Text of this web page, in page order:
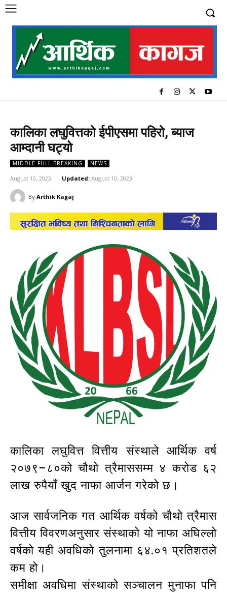
कालिका लघुवित्तको ईपीएसमा पहिरो, ब्याज
आम्दानी घट्यो
MIDDLE FULL BREAKING NEWS
August 10, 2023 Updated: August 10, 2023
By Arthik Kagaj
कालिका लघुवित्त वित्तीय संस्थाले आर्थिक वर्ष
२०७९–८०को चौथो त्रैमाससम्म ४ करोड ६२
लाख रुपैयाँ खुद नाफा आर्जन गरेको छ।
आज सार्वजनिक गत आर्थिक वर्षको चौथो त्रैमास
वित्तीय विवरणअनुसार संस्थाको यो नाफा अघिल्लो
वर्षको यही अवधिको तुलनामा ६४.०१ प्रतिशतले
कम हो।
समीक्षा अवधिमा संस्थाको सञ्चालन मुनाफा पनि